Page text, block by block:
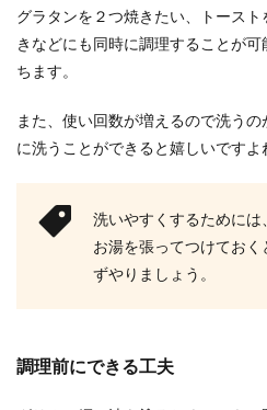
グラタンを２つ焼きたい、トース
きなどにも同時に調理することが
ちます。
また、使い回数が増えるので洗う
に洗うことができると嬉しいですよ
洗いやすくするために
お湯を張ってつけてお
ずやりましょう。
調理前にできる工夫